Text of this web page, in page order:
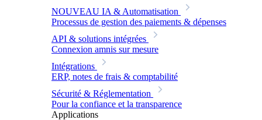
NOUVEAU IA & Automatisation
Processus de gestion des paiements & dépenses
API & solutions intégrées
Connexion amnis sur mesure
Intégrations
ERP, notes de frais & comptabilité
Sécurité & Réglementation
Pour la confiance et la transparence
Applications